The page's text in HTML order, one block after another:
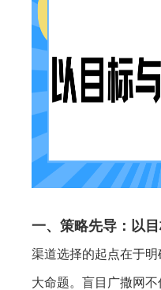
一、策略先导：以
渠道选择的起点在于
大命题。盲目广撒网